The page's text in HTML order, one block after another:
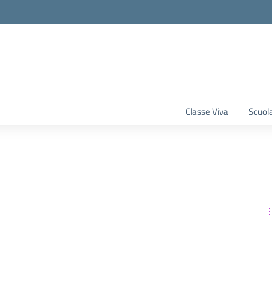
Classe Viva